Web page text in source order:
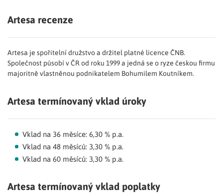
Artesa recenze
Artesa je spořitelní družstvo a držitel platné licence ČNB.
Společnost působí v ČR od roku 1999 a jedná se o ryze českou firmu
majoritně vlastněnou podnikatelem Bohumilem Koutníkem.
Artesa termínovaný vklad úroky
Vklad na 36 měsíce: 6,30 % p.a.
Vklad na 48 měsíců: 3,30 % p.a.
Vklad na 60 měsíců: 3,30 % p.a.
Artesa termínovaný vklad poplatky